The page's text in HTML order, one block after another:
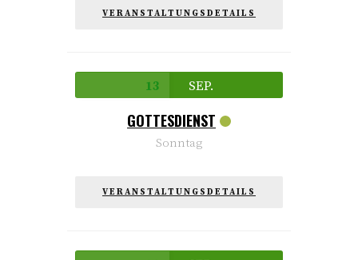
VERANSTALTUNGSDETAILS
13 SEP.
GOTTESDIENST
Sonntag
VERANSTALTUNGSDETAILS